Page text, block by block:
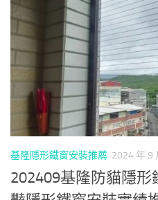
基隆隱形鐵窗安裝推薦 2024 年 9
202409基隆防貓隱